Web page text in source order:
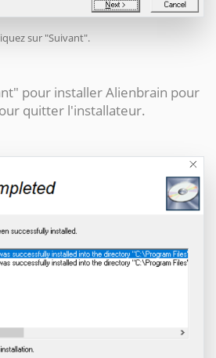
sur "Suivant".
pour installerAlienbrain pour
quitter l'installateur.